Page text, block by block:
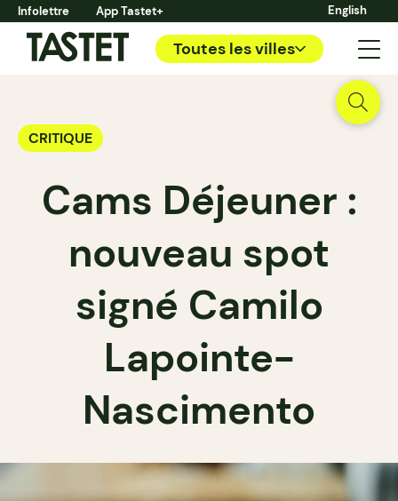
Infolettre App Tastet+ English
Toutes les villes
CRITIQUE
Cams Déjeuner :
nouveau spot
signé Camilo
Lapointe-
Nascimento